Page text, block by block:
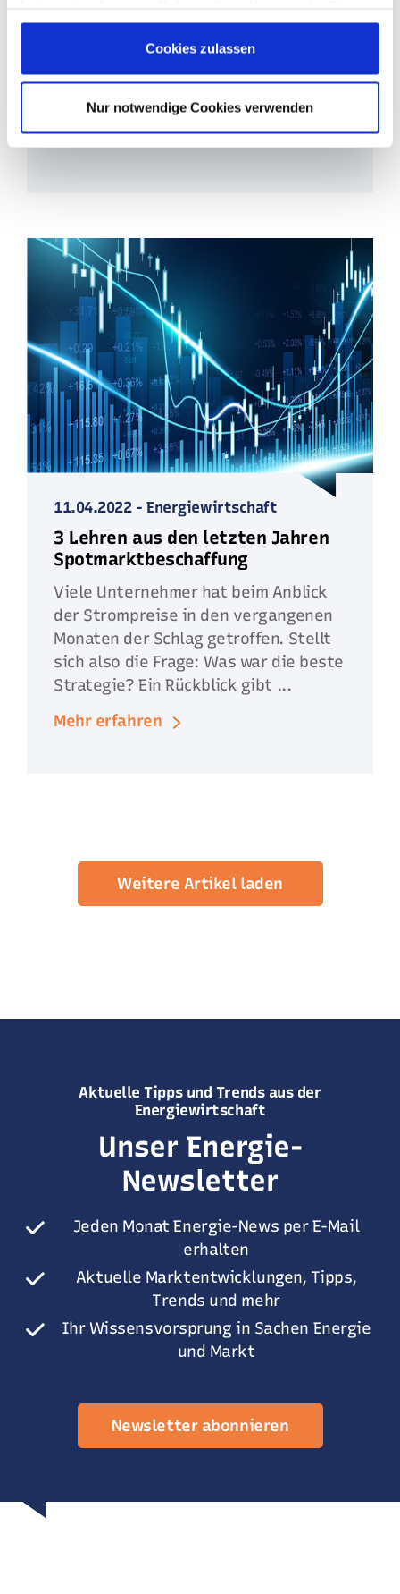
gesammelt haben. Sie geben Einwilligung zu unseren
Cookies, wenn Sie unsere Webseite weiterhin nutzen.
Cookies zulassen
Nur notwendige Cookies verwenden
Bildung. Sie bedeutet ganz neue und
ungeahnte Herausforderungen sowohl
für ...
Mehr erfahren
11.04.2022 -Energiewirtschaft
3 Lehren aus den letzten Jahren
Spotmarktbeschaffung
Viele Unternehmer hat beim Anblick
der Strompreise in den vergangenen
Monaten der Schlag getroffen. Stellt
sich also die Frage: Was war die beste
Strategie? Ein Rückblick gibt ...
Mehr erfahren
Weitere Artikel laden
Aktuelle Tipps und Trends aus der
Energiewirtschaft
Unser Energie-
Newsletter
Jeden Monat Energie-News per E-Mail
erhalten
Aktuelle Marktentwicklungen, Tipps,
Trends und mehr
Ihr Wissensvorsprung in Sachen Energie
und Markt
Newsletter abonnieren